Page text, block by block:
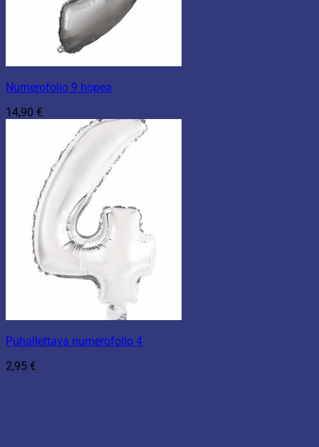
Numerofolio 9 hopea
14,90 €
Puhallettava numerofolio 4
2,95 €